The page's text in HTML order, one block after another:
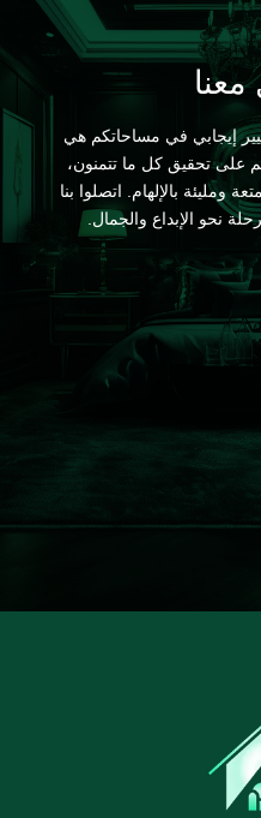
إيجابي في مساحاتكم هي
على تحقيق كل ما تتمنون،
بالإلهام. اتصلوا بنا
نحو الإبداع والجمال.